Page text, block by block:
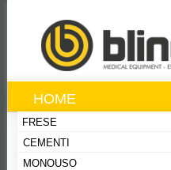
HOME
FRESE
CEMENTI
MONOUSO